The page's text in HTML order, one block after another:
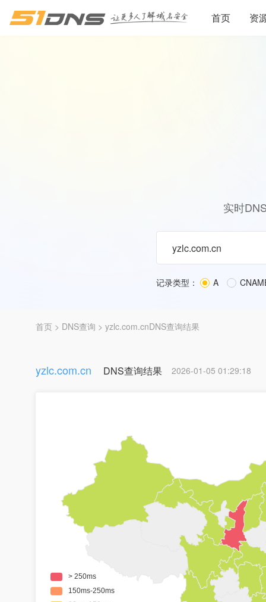
首页 资
实时
记录类型： A
首页 > DNS查询 > yzlc.com.cnDNS查询结果
yzlc.com.cn DNS查询结果 2026-01-05 01:29:18